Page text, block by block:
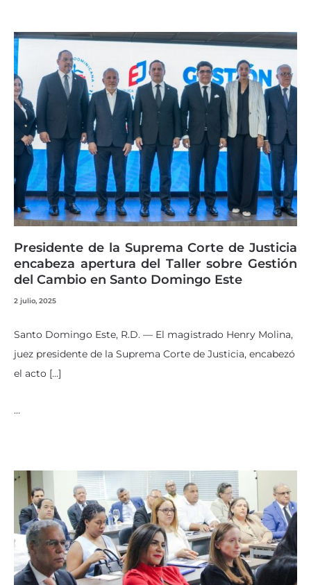
Presidente de la Suprema Corte de Justicia
encabeza apertura del Taller sobre Gestión
del Cambio en Santo Domingo Este
2 julio, 2025
Santo Domingo Este, R.D. — El magistrado Henry Molina,
juez presidente de la Suprema Corte de Justicia, encabezó
el acto […]
…